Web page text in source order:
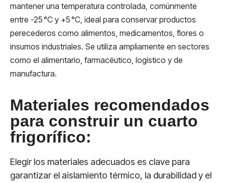
mantener una temperatura controlada, comúnmente
entre -25 °C y +5 °C, ideal para conservar productos
perecederos como alimentos, medicamentos, flores o
insumos industriales. Se utiliza ampliamente en sectores
como el alimentario, farmacéutico, logístico y de
manufactura.
Materiales recomendados
para construir un cuarto
frigorífico:
Elegir los materiales adecuados es clave para
garantizar el aislamiento térmico, la durabilidad y el